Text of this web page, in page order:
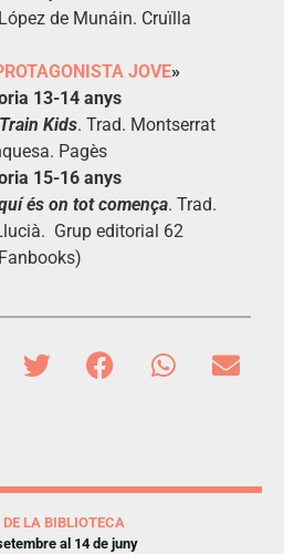
de Munáin. Cruïlla
JOVE»
13-14 anys
Train Kids. Trad. Montserrat
Pagès
15-16 anys
és on tot comença. Trad.
Grup editorial 62
DE LA BIBLIOTECA
al 14 de juny